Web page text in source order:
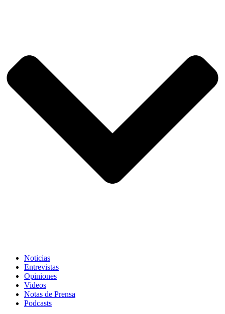
Noticias
Entrevistas
Opiniones
Videos
Notas de Prensa
Podcasts